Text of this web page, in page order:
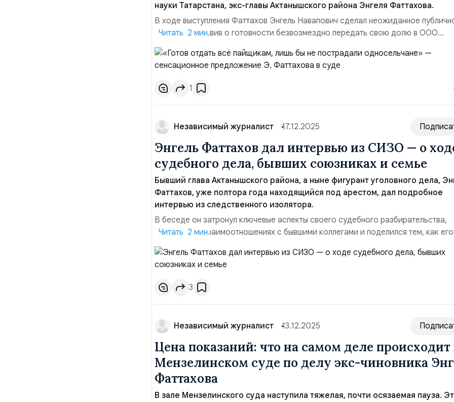
науки Татарстана, экс-главы Актанышского района Энгеля Фаттахова.
В ходе выступления Фаттахов Энгель Навапович сделал неожиданное
заявление, заявив о готовности безвозмездно передать свою долю в ООО
«Агрофирма Чишма» её работникам и пайщикам, чтобы спасти предприятие и
защитить земляков. В своём выступлении перед судом он тезисно изложил
позицию, решительно отвергая обвинения и раскрывая, по его словам,...
Читать 2 мин.
1
Независимый журналист 17.12.2025
Энгель Фаттахов дал интервью из СИЗО — о
судебного дела, бывших союзниках и семье
Бывший глава Актанышского района, а ныне фигурант уголовного дела,
Фаттахов, уже полтора года находящийся под арестом, дал подробное
интервью из следственного изолятора.
В беседе он затронул ключевые аспекты своего судебного разбирательства,
рассказал о взаимоотношениях с бывшими коллегами и поделился тем, как его
поддерживает семья в этот сложный период.О судебном деле и обвинениях.
Фаттахов категорически отвергает все предъявленные ему обвинения, называя
сфабрикованными и абсурдными. Он подробно прокомментир...
Читать 2 мин.
3
Независимый журналист 13.12.2025
Цена показаний: что на самом деле происходит
Мензелинском суде по делу экс-чиновника
Фаттахова
В зале Мензелинского суда наступила тяжелая, почти осязаемая пауза.